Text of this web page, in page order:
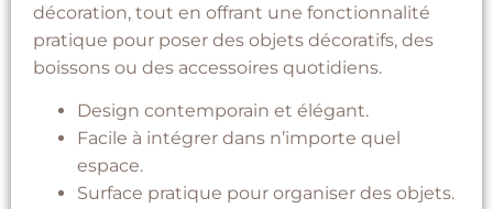
décoration, tout en offrant une fonctionnalité
pratique pour poser des objets décoratifs, des
boissons ou des accessoires quotidiens.
Design contemporain et élégant.
Facile à intégrer dans n’importe quel
espace.
Surface pratique pour organiser des objets.